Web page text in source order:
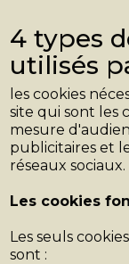
4 types
utilisés
les cookies
site qui sont les
mesure
publicitaires et
réseaux sociaux.
Les cookies
Les seuls
sont :